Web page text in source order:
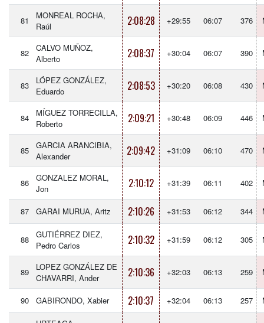
81
MONREAL ROCHA,
Raúl
2:08:28 +29:55 06:07 376
82
CALVO MUÑOZ,
Alberto
2:08:37 +30:04 06:07 390
83
LÓPEZ GONZÁLEZ,
Eduardo
2:08:53 +30:20 06:08 430
84
MÍGUEZ TORRECILLA,
Roberto
2:09:21 +30:48 06:09 446
85
GARCIA ARANCIBIA,
Alexander
2:09:42 +31:09 06:10 470
86
GONZALEZ MORAL,
Jon
2:10:12 +31:39 06:11 402
87 GARAI MURUA, Aritz 2:10:26 +31:53 06:12 344
88
GUTIÉRREZ DIEZ,
Pedro Carlos
2:10:32 +31:59 06:12 305
89
LOPEZ GONZÁLEZ DE
CHAVARRI, Ander
2:10:36 +32:03 06:13 259
90 GABIRONDO, Xabier 2:10:37 +32:04 06:13 257